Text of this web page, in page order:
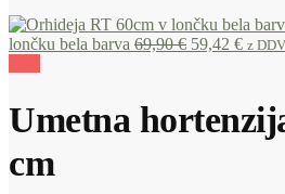
lončku bela barva 69,90€ 59,42 € z DDV
Umetna
cm